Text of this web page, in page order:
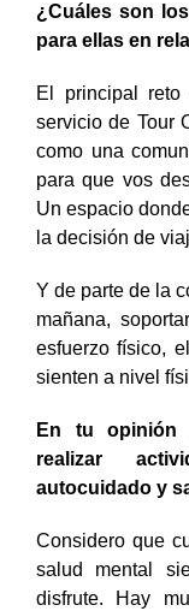
¿Cuáles son
para ellas en
El principal
servicio de Tour
como una
para que vos
Un espacio
la decisión de
Y de parte de la
mañana,
esfuerzo físico,
sienten a nivel
En tu opinión
realizar
autocuidado y
Considero que
salud mental
disfrute. Hay